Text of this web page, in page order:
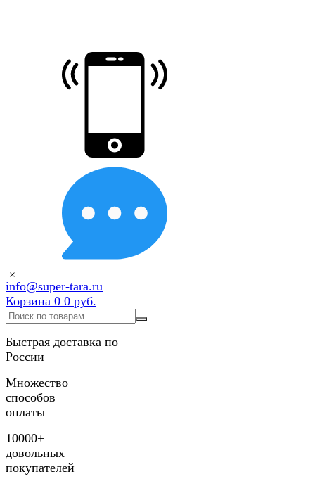
×
info@super-tara.ru
Корзина 0 0 руб.
Быстрая доставка по
России
Множество
способов
оплаты
10000+
довольных
покупателей